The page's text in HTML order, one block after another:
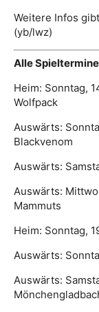
Weitere Infos
(yb/lwz)
Alle
Heim: Sonntag,
Wolfpack
Auswärts:
Blackvenom
Auswärts:
Auswärts:
Mammuts
Heim: Sonntag,
Auswärts:
Auswärts: